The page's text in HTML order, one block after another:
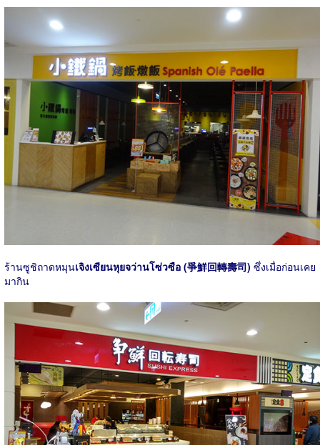
ร้านซูชิถาดหมุนเจิงเซียนหุยจว่านโซ่วซือ (爭鮮回轉壽司) ซึ่งเมื่อก่อนเคย
มากิน